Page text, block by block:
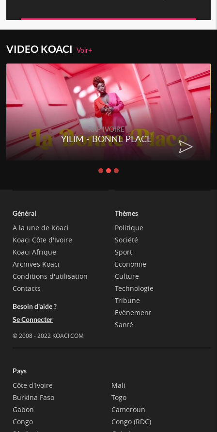
VIDEO KOACIVoir+
RAP IVOIRE
YILIM - BONNE PLACE
Général
A la une de Koaci
Koaci Côte d'Ivoire
Koaci Afrique
Archives Koaci
Conditions d'utilisation
Contacts
Besoin d'aide ?
Se Connecter
© 2008 - 2022 KOACI.COM
Thèmes
Politique
Société
Sport
Economie
Culture
Technologie
Tribune
Evènement
Santé
Pays
Côte d'Ivoire
Burkina Faso
Gabon
Congo
Mali
Togo
Cameroun
Congo (RDC)